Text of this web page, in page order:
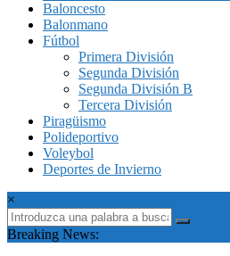
Baloncesto
Balonmano
Fútbol
Primera División
Segunda División
Segunda División B
Tercera División
Piragüismo
Polideportivo
Voleybol
Deportes de Invierno
×
Breaking News: